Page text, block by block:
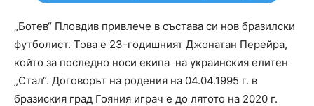
„Ботев“ Пловдив привлече в състава си нов бразилски
футболист. Това е 23-годишният Джонатан Перейра,
който за последно носи екипа на украинския елитен
„Стал“. Договорът на родения на 04.04.1995 г. в
бразиския град Гояния играч е до лятото на 2020 г.